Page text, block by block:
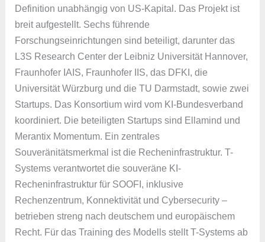
Definition unabhängig von US-Kapital. Das Projekt ist
breit aufgestellt. Sechs führende
Forschungseinrichtungen sind beteiligt, darunter das
L3S Research Center der Leibniz Universität Hannover,
Fraunhofer IAIS, Fraunhofer IIS, das DFKI, die
Universität Würzburg und die TU Darmstadt, sowie zwei
Startups. Das Konsortium wird vom KI-Bundesverband
koordiniert. Die beteiligten Startups sind Ellamind und
Merantix Momentum. Ein zentrales
Souveränitätsmerkmal ist die Recheninfrastruktur. T-
Systems verantwortet die souveräne KI-
Recheninfrastruktur für SOOFI, inklusive
Rechenzentrum, Konnektivität und Cybersecurity –
betrieben streng nach deutschem und europäischem
Recht. Für das Training des Modells stellt T-Systems ab